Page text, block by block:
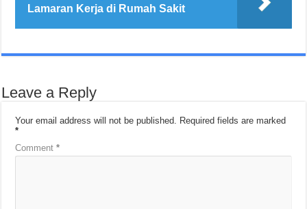
Lamaran Kerja di Rumah Sakit
Leave a Reply
Your email address will not be published. Required fields are marked
*
Comment*